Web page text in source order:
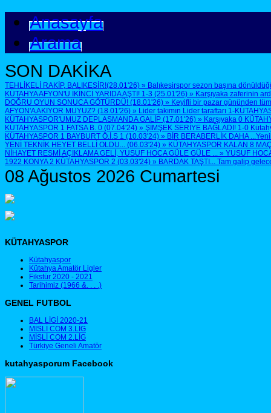
Anasayfa
Arama
SON DAKİKA
TEHLİKELİ RAKİP, BALIKESİR!(28.01'26) » Balıkesirspor sezon başına
KÜTAHYA AFYON'U İKİNCİ YARIDA AŞTI! 1-3 (25.01'26) » Karşıyaka zaferinin
DOĞRU OYUN SONUCA GÖTÜRDÜ! (18.01'26) » Keyifli bir pazar gününden
AFYON'A AKIYOR MUYUZ? (18.01'26) » Lider takımın Lider taraftarı 1-
KÜTAHYASPOR'UMUZ DEPLASMANDA GALİP (17.01'26) » Karşıyaka 0
KÜTAHYASPOR 1 FATSA B. 0 (07.04'24) » ŞİMŞEK SERİYE BAĞLADI! 1-0
KÜTAHYASPOR 1 BAYBURT Ö.İ.S 1 (10.03'24) » BİR BERABERLİK DAHA
YENİ TEKNİK HEYET BELLİ OLDU... (06.03'24) » KÜTAHYASPOR KALAN 8
NİHAYET RESMİ AÇIKLAMA GELİ, YUSUF HOCA GÜLE GÜLE ... » YUSUF
1922 KONYA 2 KÜTAHYASPOR 2 (03.03'24) » BARDAK TAŞTI... Tam galip
08 Ağustos 2026 Cumartesi
KÜTAHYASPOR
Kütahyaspor
Kütahya Amatör Ligler
Fikstür 2020 - 2021
Tarihimiz (1966 &. . . .)
GENEL FUTBOL
BAL LİGİ 2020-21
MİSLİ COM 3.LİG
MİSLİ COM 2.LİG
Türkiye Geneli Amatör
kutahyasporum Facebook